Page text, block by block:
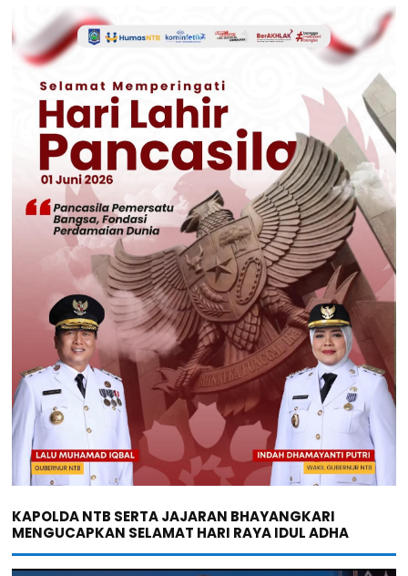
KAPOLDA NTB SERTA JAJARAN BHAYANGKARI
MENGUCAPKAN SELAMAT HARI RAYA IDUL ADHA